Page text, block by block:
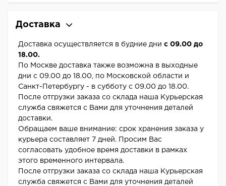
Доставка
Доставка осуществляется в будние дни с 09.00 до
18.00.
По Москве доставка также возможна в выходные
дни с 09.00 до 18.00, по Московской области и
Санкт-Петербургу - в субботу с 09.00 до 18.00.
После отгрузки заказа со склада наша Курьерская
служба свяжется с Вами для уточнения деталей
доставки.
Обращаем ваше внимание: срок хранения заказа у
курьера составляет 7 дней. Просим Вас
согласовать удобное время доставки в рамках
этого временного интервала.
После отгрузки заказа со склада наша Курьерская
служба свяжется с Вами для уточнения деталей